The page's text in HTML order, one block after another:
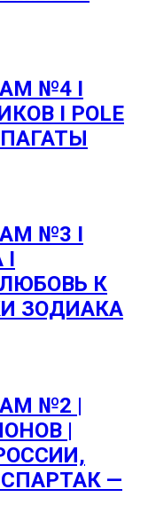
№4 I
I POLE
№3 I
I
К
ЗОДИАКА
№2 |
|
—